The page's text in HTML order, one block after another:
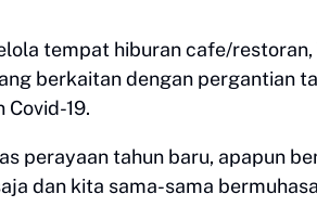
tempat hiburan cafe/restoran,
berkaitan dengan pergantian
19.
perayaan tahun baru, apapun
dan kita sama-sama